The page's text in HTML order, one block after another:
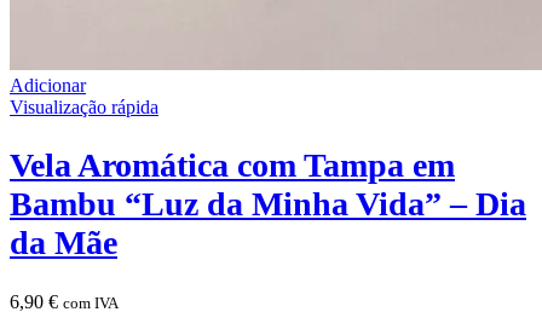
Adicionar
Visualização rápida
Vela Aromática com Tampa em
Bambu “Luz da Minha Vida” – Dia
da Mãe
6,90 € com IVA